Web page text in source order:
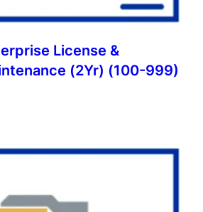
License &
(2Yr) (100-999)